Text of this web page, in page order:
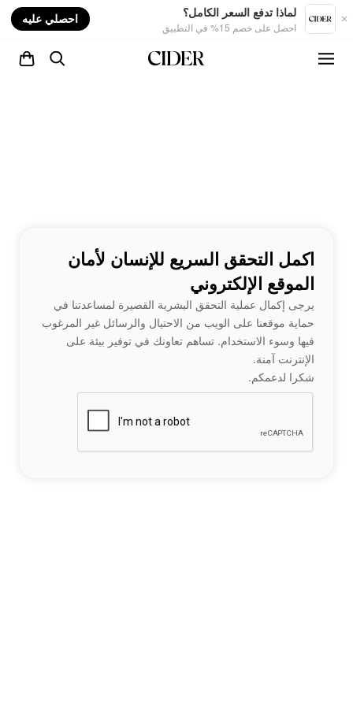
لماذا تدفع السعر الكامل؟
احصل على خصم 15% في التطبيق
احصلي عليه
اكمل التحقق السريع للإنسان لأمان
الموقع الإلكتروني
يرجى إكمال عملية التحقق البشرية القصيرة لمساعدتنا في
حماية موقعنا على الويب من الاحتيال والرسائل غير المرغوب
فيها وسوء الاستخدام. تساهم تعاونك في توفير بيئة على
الإنترنت آمنة.
شكرا لدعمكم.